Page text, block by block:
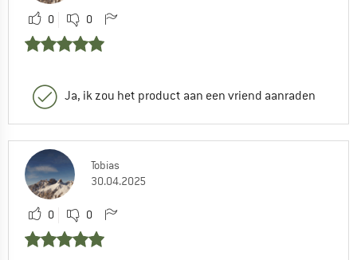
0 0
Ja, ik zou het product aan een vriend aanraden
Tobias
30.04.2025
0 0